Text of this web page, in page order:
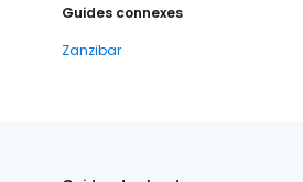
Guides connexes
Zanzibar